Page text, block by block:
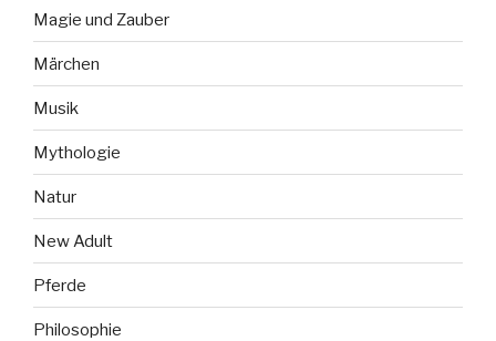
Magie und Zauber
Märchen
Musik
Mythologie
Natur
New Adult
Pferde
Philosophie